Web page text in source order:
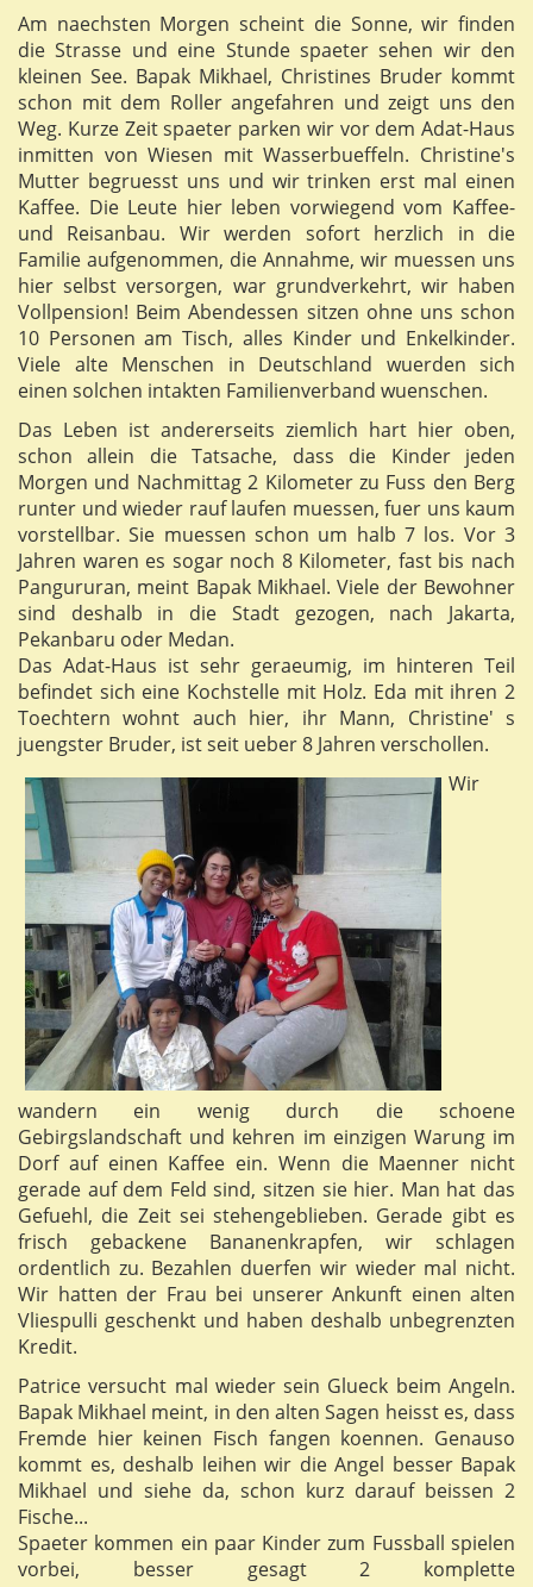
Am naechsten Morgen scheint die Sonne, wir finden
die Strasse und eine Stunde spaeter sehen wir den
kleinen See. Bapak Mikhael, Christines Bruder kommt
schon mit dem Roller angefahren und zeigt uns den
Weg. Kurze Zeit spaeter parken wir vor dem Adat-Haus
inmitten von Wiesen mit Wasserbueffeln. Christine's
Mutter begruesst uns und wir trinken erst mal einen
Kaffee. Die Leute hier leben vorwiegend vom Kaffee-
und Reisanbau. Wir werden sofort herzlich in die
Familie aufgenommen, die Annahme, wir muessen uns
hier selbst versorgen, war grundverkehrt, wir haben
Vollpension! Beim Abendessen sitzen ohne uns schon
10 Personen am Tisch, alles Kinder und Enkelkinder.
Viele alte Menschen in Deutschland wuerden sich
einen solchen intakten Familienverband wuenschen.
Das Leben ist andererseits ziemlich hart hier oben,
schon allein die Tatsache, dass die Kinder jeden
Morgen und Nachmittag 2 Kilometer zu Fuss den Berg
runter und wieder rauf laufen muessen, fuer uns kaum
vorstellbar. Sie muessen schon um halb 7 los. Vor 3
Jahren waren es sogar noch 8 Kilometer, fast bis nach
Pangururan, meint Bapak Mikhael. Viele der Bewohner
sind deshalb in die Stadt gezogen, nach Jakarta,
Pekanbaru oder Medan.
Das Adat-Haus ist sehr geraeumig, im hinteren Teil
befindet sich eine Kochstelle mit Holz. Eda mit ihren 2
Toechtern wohnt auch hier, ihr Mann, Christine' s
juengster Bruder, ist seit ueber 8 Jahren verschollen.
Wir
wandern ein wenig durch die schoene
Gebirgslandschaft und kehren im einzigen Warung im
Dorf auf einen Kaffee ein. Wenn die Maenner nicht
gerade auf dem Feld sind, sitzen sie hier. Man hat das
Gefuehl, die Zeit sei stehengeblieben. Gerade gibt es
frisch gebackene Bananenkrapfen, wir schlagen
ordentlich zu. Bezahlen duerfen wir wieder mal nicht.
Wir hatten der Frau bei unserer Ankunft einen alten
Vliespulli geschenkt und haben deshalb unbegrenzten
Kredit.
Patrice versucht mal wieder sein Glueck beim Angeln.
Bapak Mikhael meint, in den alten Sagen heisst es, dass
Fremde hier keinen Fisch fangen koennen. Genauso
kommt es, deshalb leihen wir die Angel besser Bapak
Mikhael und siehe da, schon kurz darauf beissen 2
Fische...
Spaeter kommen ein paar Kinder zum Fussball spielen
vorbei, besser gesagt 2 komplette